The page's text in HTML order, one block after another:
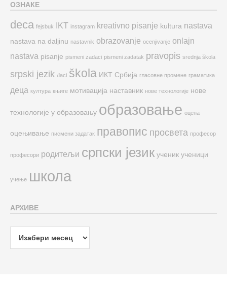
ОЗНАКЕ
deca fejsbuk IKT instagram kreativno pisanje kultura nastava
nastava na daljinu nastavnik obrazovanje ocenjivanje onlajn
nastava pisanje pismeni zadaci pismeni zadatak pravopis srednja škola
srpski jezik đaci škola ИКТ Србија гласовне промене граматика
деца култура књиге мотивација наставник нове технологије нове
технологије у образовању образовање оцена
оцењивање писмени задатак правопис просвета професор
професори родитељи српски језик ученик ученици
учење школа
АРХИВЕ
Архиве